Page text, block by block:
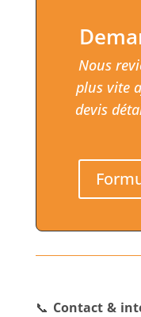
Nous
plus vite
devis
📞 Contact &